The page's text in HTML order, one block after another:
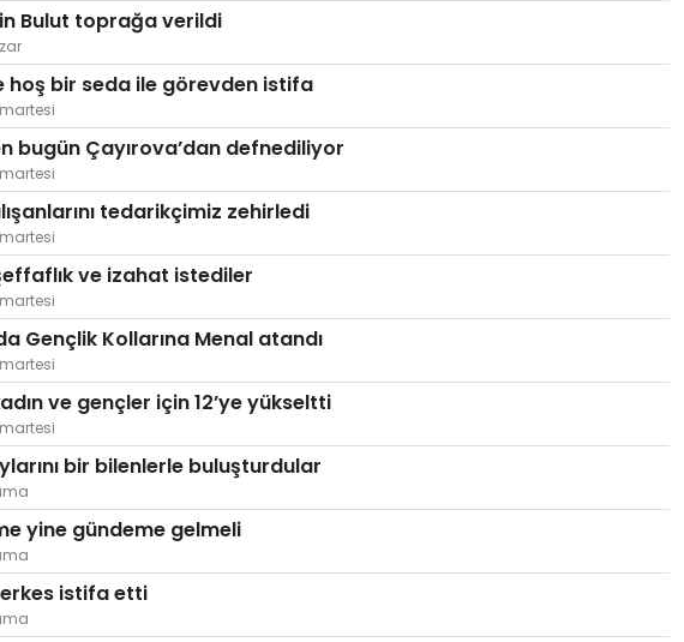
Bulut toprağa verildi
hoş bir seda ile görevden istifa
bugün Çayırova’dan defnediliyor
tedarikçimiz zehirledi
ve izahat istediler
Gençlik Kollarına Menal atandı
ve gençler için 12’ye yükseltti
bir bilenlerle buluşturdular
yine gündeme gelmeli
istifa etti